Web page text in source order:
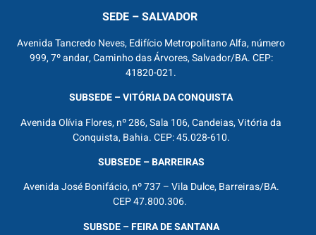
SEDE – SALVADOR
Avenida Tancredo Neves, Edifício Metropolitano Alfa, número
999, 7º andar, Caminho das Árvores, Salvador/BA. CEP:
41820-021.
SUBSEDE – VITÓRIA DA CONQUISTA
Avenida Olívia Flores, nº 286, Sala 106, Candeias, Vitória da
Conquista, Bahia. CEP: 45.028-610.
SUBSEDE – BARREIRAS
Avenida José Bonifácio, nº 737 – Vila Dulce, Barreiras/BA.
CEP 47.800.306.
SUBSDE – FEIRA DE SANTANA